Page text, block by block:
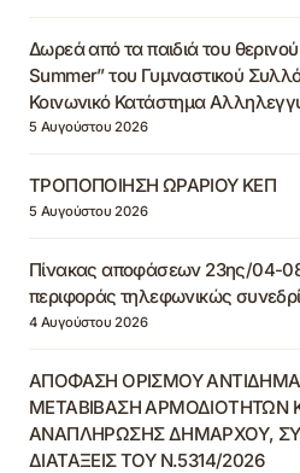
Δωρεά από τα παιδιά του
Summer” του Γυμναστικού
Κοινωνικό Κατάστημα
5 Αυγούστου 2026
ΤΡΟΠΟΠΟΙΗΣΗ ΩΡΑΡΙΟΥ ΚΕΠ
5 Αυγούστου 2026
Πίνακας αποφάσεων 23ης/04-
περιφοράς τηλεφωνικώς
4 Αυγούστου 2026
ΑΠΟΦΑΣΗ ΟΡΙΣΜΟΥ
ΜΕΤΑΒΙΒΑΣΗ ΑΡΜΟΔΙΟΤΗΤΩΝ
ΑΝΑΠΛΗΡΩΣΗΣ ΔΗΜΑΡΧΟΥ,
ΔΙΑΤΑΞΕΙΣ ΤΟΥ Ν.5314/2026